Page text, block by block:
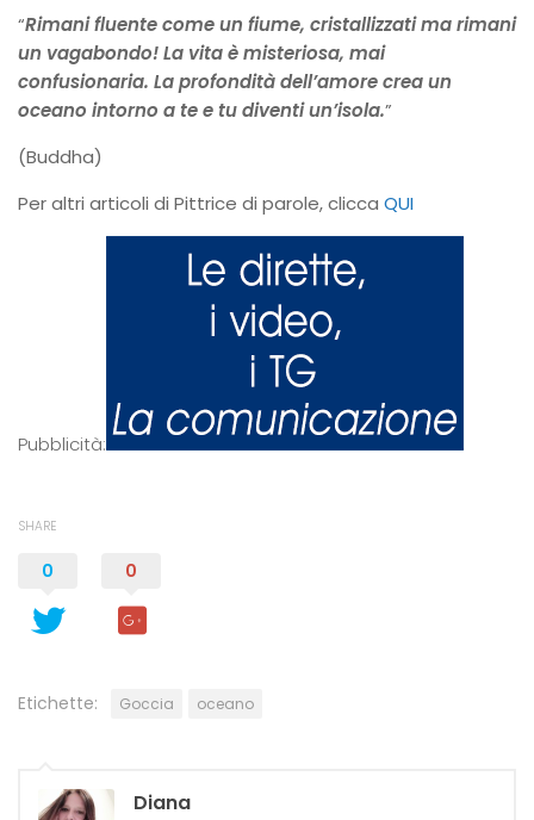
“Rimani fluente come un fiume, cristallizzati ma rimani
un vagabondo! La vita è misteriosa, mai
confusionaria. La profondità dell’amore crea un
oceano intorno a te e tu diventi un’isola.”
(Buddha)
Per altri articoli di Pittrice di parole, clicca QUI
Pubblicità:
SHARE
0 0
Etichette: Goccia oceano
Diana